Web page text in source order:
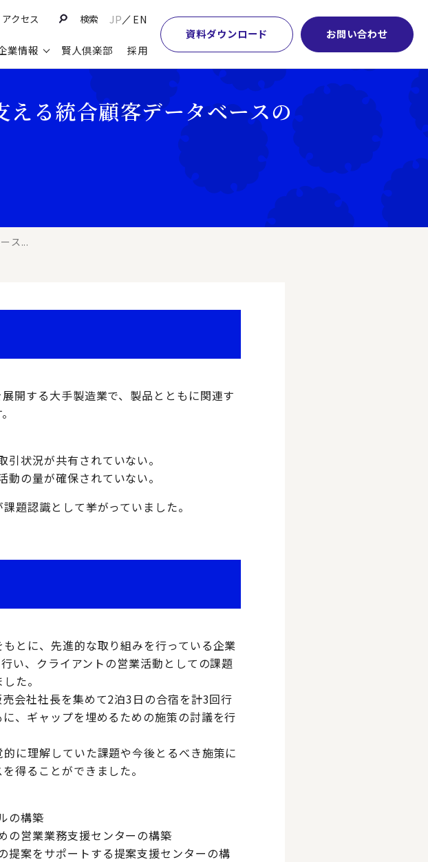
アクセス 検索 JP EN
業情報 賢人倶楽部 採用
資料ダウンロード お問い合わせ
ングサービスTOP
・ビジネスモデル変革・
本社・間接業務改革
サプライチェーンマネジメント
物流改革
ヒューマンリソースマネジメント
ビジネスプロセスアウトソーシング
AI・DX・ERP
TOP
セミナー
ョンTOP
営業・マーケティング
設計・開発・生産・調達
【特集】会計システム刷新
【特集】CFO革新
【特集】ポスト2027年の基幹システム
介
学術顧問紹介
DE&I推進の取り組み
グループ会社
グローバルネットワーク
アクセス
る統合顧客データベースの
ス...
開する大手製造業で、製品とともに関連す
状況が共有されていない。
の量が確保されていない。
題認識として挙がっていました。
とに、先進的な取り組みを行っている企業
い、クライアントの営業活動としての課題
た。
会社社長を集めて2泊3日の合宿を計3回行
、ギャップを埋めるための施策の討議を行
に理解していた課題や今後とるべき施策に
得ることができました。
の構築
の営業業務支援センターの構築
提案をサポートする提案支援センターの構